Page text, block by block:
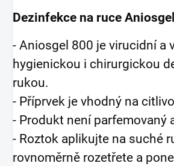
Dezinfekce na ruce
- Aniosgel 800 je virucidní a
hygienickou i chirurgickou
rukou.
- Příprvek je vhodný na
- Produkt není parfemovaný
- Roztok aplikujte na suché
rovnoměrně rozetřete a